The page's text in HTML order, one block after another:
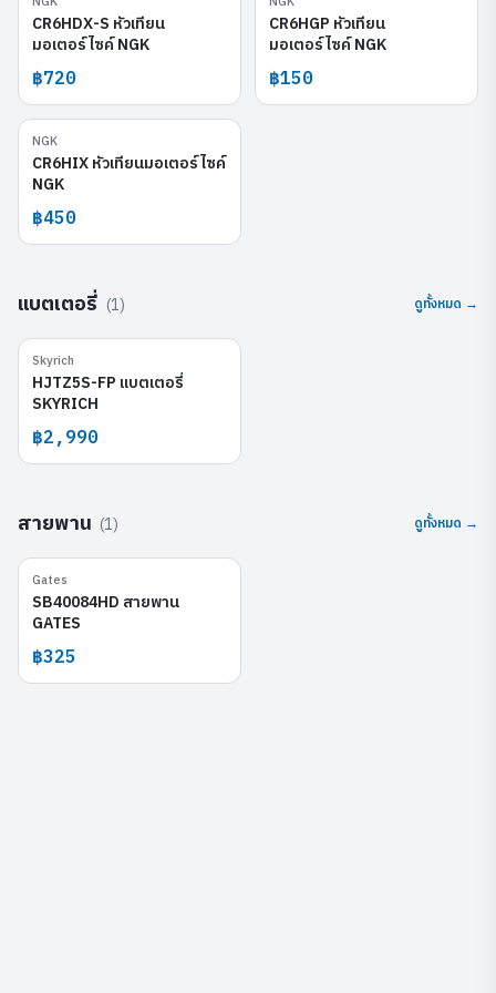
CR6HDX-S หัวเทียน
มอเตอร์ไซค์ NGK
฿720
CR6HGP หัวเทียน
มอเตอร์ไซค์ NGK
฿150
NGK
CR6HIX หัวเทียนมอเตอร์ไซค์
NGK
฿450
แบตเตอรี่ (1) ดูทั้งหมด →
Skyrich
HJTZ5S-FP แบตเตอรี่
SKYRICH
฿2,990
สายพาน (1) ดูทั้งหมด →
Gates
SB40084HD สายพาน
GATES
฿325